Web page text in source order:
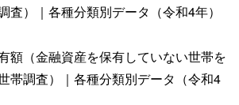
査）｜各種分類別データ（令和4年）
額（金融資産を保有していない世帯を
帯調査）｜各種分類別データ（令和4